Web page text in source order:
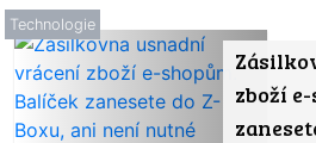
zboží
Technologie